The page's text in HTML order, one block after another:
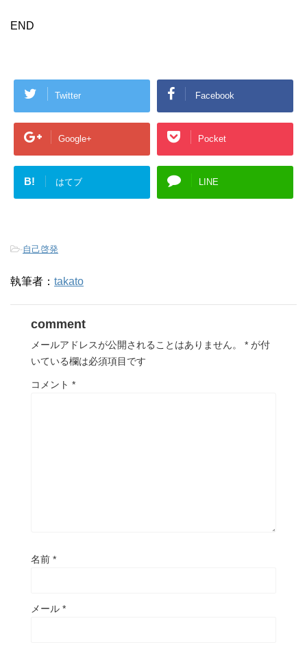
END
Twitter Facebook
Google+ Pocket
B! はてブ LINE
-自己啓発
執筆者： takato
comment
メールアドレスが公開されることはありません。 * が付
いている欄は必須項目です
コメント *
名前 *
メール *